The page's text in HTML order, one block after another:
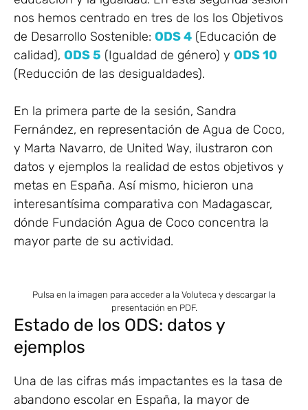
nos hemos centrado en tres de los los Objetivos
de Desarrollo Sostenible: ODS 4 (Educación de
calidad), ODS 5 (Igualdad de género) y ODS 10
(Reducción de las desigualdades).
En la primera parte de la sesión, Sandra
Fernández, en representación de Agua de Coco,
y Marta Navarro, de United Way, ilustraron con
datos y ejemplos la realidad de estos objetivos y
metas en España. Así mismo, hicieron una
interesantísima comparativa con Madagascar,
dónde Fundación Agua de Coco concentra la
mayor parte de su actividad.
Pulsa en la imagen para acceder a la Voluteca y descargar la
presentación en PDF.
Estado de los ODS: datos y
ejemplos
Una de las cifras más impactantes es la tasa de
abandono escolar en España, la mayor de